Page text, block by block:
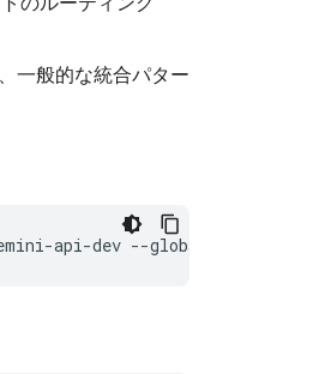
一般的な統合パター
api-dev